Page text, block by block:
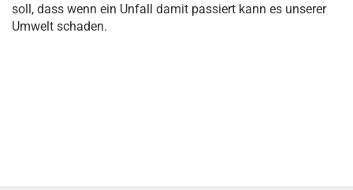
soll, dass wenn ein Unfall damit passiert kann es unserer
Umwelt schaden.